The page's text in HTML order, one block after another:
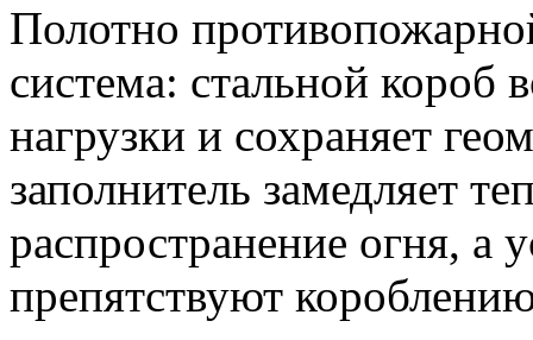
Полотно
система: стальной короб
нагрузки и сохраняет
заполнитель замедляет
распространение огня, а
препятствуют